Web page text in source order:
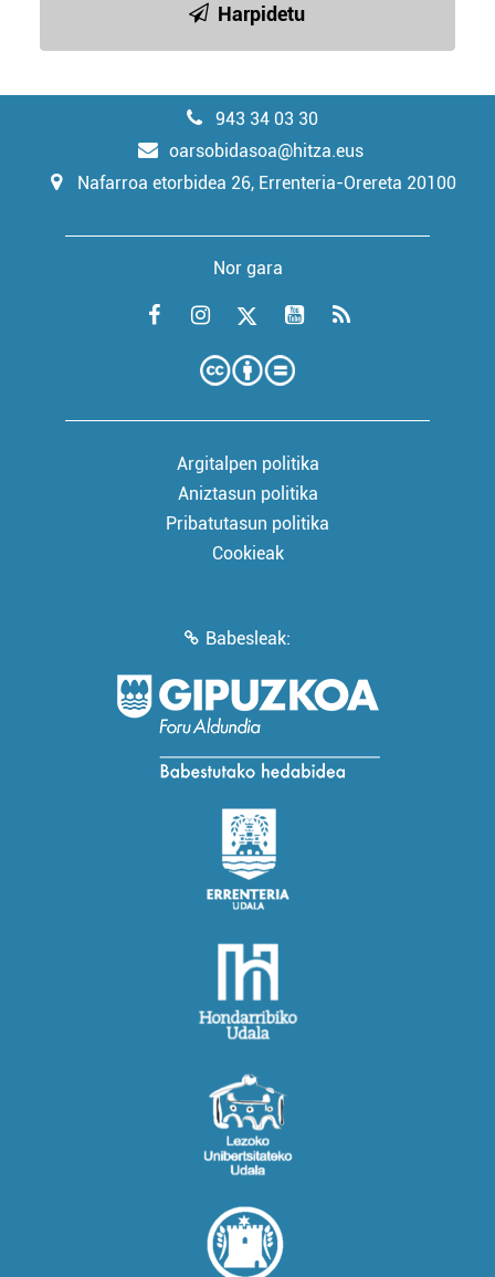
Harpidetu
943 34 03 30
oarsobidasoa@hitza.eus
Nafarroa etorbidea 26, Errenteria-Orereta 20100
Nor gara
Argitalpen politika
Aniztasun politika
Pribatutasun politika
Cookieak
Babesleak: